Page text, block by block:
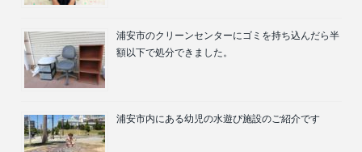
浦安市のクリーンセンターにゴミを持ち込んだら半
額以下で処分できました。
浦安市内にある幼児の水遊び施設のご紹介です